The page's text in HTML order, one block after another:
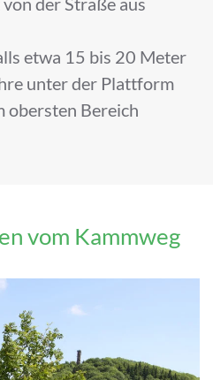
etwa 15 bis 20 Meter
unter der Plattform
obersten Bereich
vom Kammweg